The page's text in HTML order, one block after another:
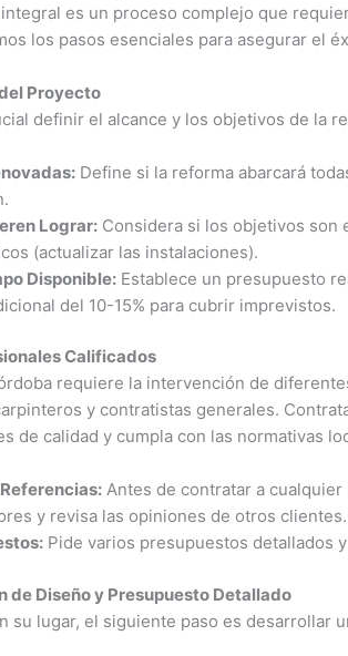
es un proceso complejo que
los pasos esenciales para asegurar el
Proyecto
definir el alcance y los objetivos de la
Define si la reforma abarcará
Lograr: Considera si los objetivos son
(actualizar las instalaciones).
Disponible: Establece un presupuesto
del 10-15% para cubrir imprevistos.
Calificados
requiere la intervención de
y contratistas generales.
de calidad y cumpla con las normativas
Antes de contratar a
y revisa las opiniones de otros clientes.
Pide varios presupuestos detallados
de Diseño y Presupuesto Detallado
su lugar, el siguiente paso es desarrollar